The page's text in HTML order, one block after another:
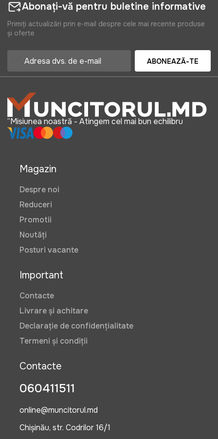
Abonați-vă pentru buletine informative
Primiți actualizări prin e-mail despre cele mai recente produse
și oferte
ABONEAZĂ-TE
“Misiunea noastră - Atingem cel mai bun echilibru
Magazin
Despre noi
Reduceri
Promotii
Noutăți
Posturi vacante
Important
Contacte
Livrare și achitare
Declarație de confidențialitate
Termeni și condiții
Contacte
060411511
online@muncitorul.md
Chișinău, str. Codrilor 16/1